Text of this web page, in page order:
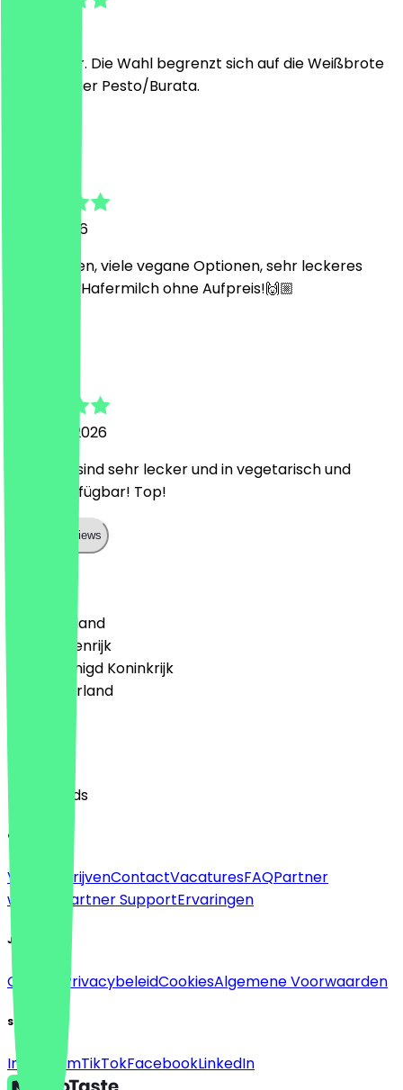
Alles super. Die Wahl begrenzt sich auf die Weißbrote
mit Avo oder Pesto/Burata.
9 april 2026
Süßer Laden, viele vegane Optionen, sehr leckeres
Essen und Hafermilch ohne Aufpreis!🙌🏼
15 maart 2026
Die Brote sind sehr lecker und in vegetarisch und
vegan verfügbar! Top!
Show all reviews
🇩🇪 Duitsland
🇦🇹 Oostenrijk
🇬🇧 Verenigd Koninkrijk
🇳🇱 Nederland
English
Nederlands
Over
Voor bedrijvenContactVacaturesFAQPartner
worden
Partner SupportErvaringen
Juridisch
Colofon PrivacybeleidCookiesAlgemene Voorwaarden
Sociaal
InstagramTikTokFacebookLinkedIn